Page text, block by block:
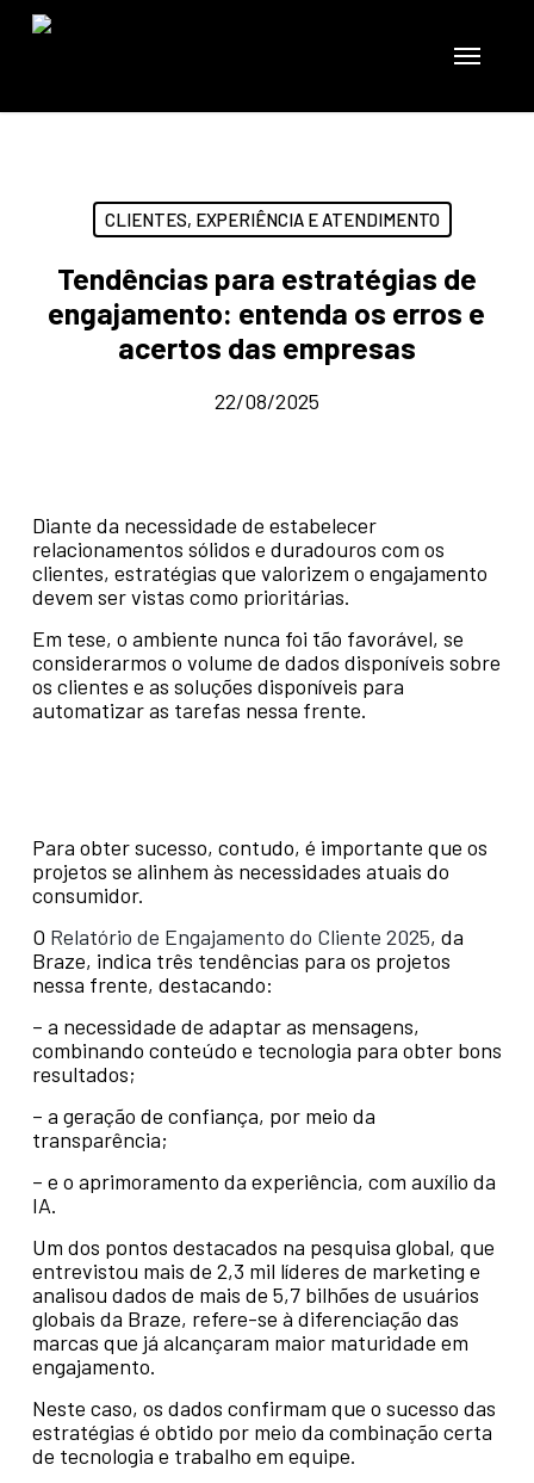
Skip
Menu
CLIENTES, EXPERIÊNCIA E ATENDIMENTO
Tendências para estratégias de
engajamento: entenda os erros e
acertos das empresas
22/08/2025
Diante da necessidade de estabelecer
relacionamentos sólidos e duradouros com os
clientes, estratégias que valorizem o engajamento
devem ser vistas como prioritárias.
Em tese, o ambiente nunca foi tão favorável, se
considerarmos o volume de dados disponíveis sobre
os clientes e as soluções disponíveis para
automatizar as tarefas nessa frente.
Para obter sucesso, contudo, é importante que os
projetos se alinhem às necessidades atuais do
consumidor.
O Relatório de Engajamento do Cliente 2025, da
Braze, indica três tendências para os projetos
nessa frente, destacando:
– a necessidade de adaptar as mensagens,
combinando conteúdo e tecnologia para obter bons
resultados;
– a geração de confiança, por meio da
transparência;
– e o aprimoramento da experiência, com auxílio da
IA.
Um dos pontos destacados na pesquisa global, que
entrevistou mais de 2,3 mil líderes de marketing e
analisou dados de mais de 5,7 bilhões de usuários
globais da Braze, refere-se à diferenciação das
marcas que já alcançaram maior maturidade em
engajamento.
Neste caso, os dados confirmam que o sucesso das
estratégias é obtido por meio da combinação certa
de tecnologia e trabalho em equipe.